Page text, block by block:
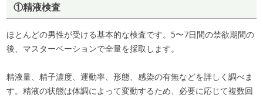
①精液検査
ほとんどの男性が受ける基本的な検査です。5〜7日間の禁欲期間の
後、マスターベーションで全量を採取します。
精液量、精子濃度、運動率、形態、感染の有無などを詳しく調べま
す。精液の状態は体調によって変動するため、必要に応じて複数回